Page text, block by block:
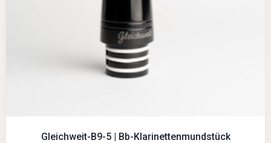
Gleichweit-B9-5 | Bb-Klarinettenmundstück